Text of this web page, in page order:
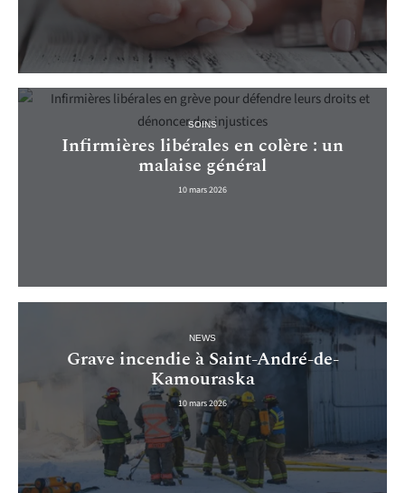
SOINS
Infirmières libérales en colère : un
malaise général
10 mars 2026
NEWS
Grave incendie à Saint-André-de-
Kamouraska
10 mars 2026